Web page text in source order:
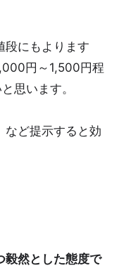
段にもよります
円～1,500円程
思います。
など提示すると効
毅然とした態度で